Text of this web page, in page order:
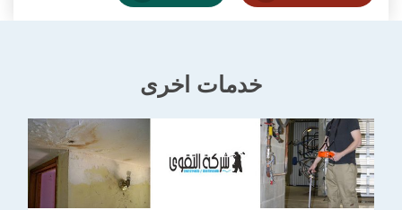
خدمات اخرى